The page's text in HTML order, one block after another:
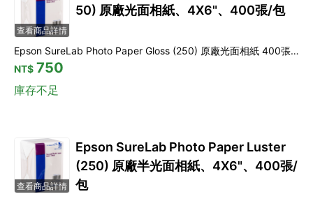
查看商品詳情
50) 原廠光面相紙、4X6"、400張/包
Epson SureLab Photo Paper Gloss (250) 原廠光面相紙 400張/包
NT$ 750
庫存不足
查看商品詳情
Epson SureLab Photo Paper Luster
(250) 原廠半光面相紙、4X6"、400張/
包